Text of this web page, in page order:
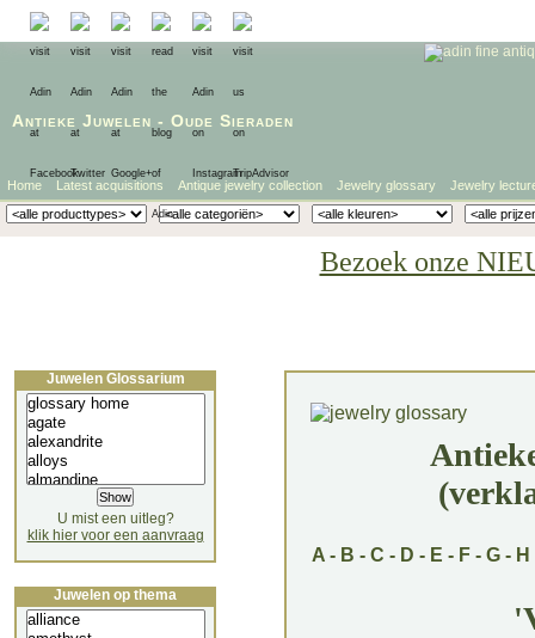
Antieke Juwelen - Oude Sieraden
Home Latest acquisitions Antique jewelry collection Jewelry glossary Jewelry
Bezoek onze
A - B - C - D - E - F - G - H
Juwelen Glossarium
U mist een uitleg?
klik hier voor een aanvraag
Juwelen op thema